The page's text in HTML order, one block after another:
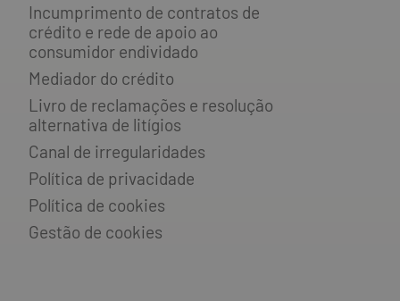
Incumprimento de contratos de
crédito e rede de apoio ao
consumidor endividado
Mediador do crédito
Livro de reclamações e resolução
alternativa de litígios
Canal de irregularidades
Política de privacidade
Política de cookies
Gestão de cookies